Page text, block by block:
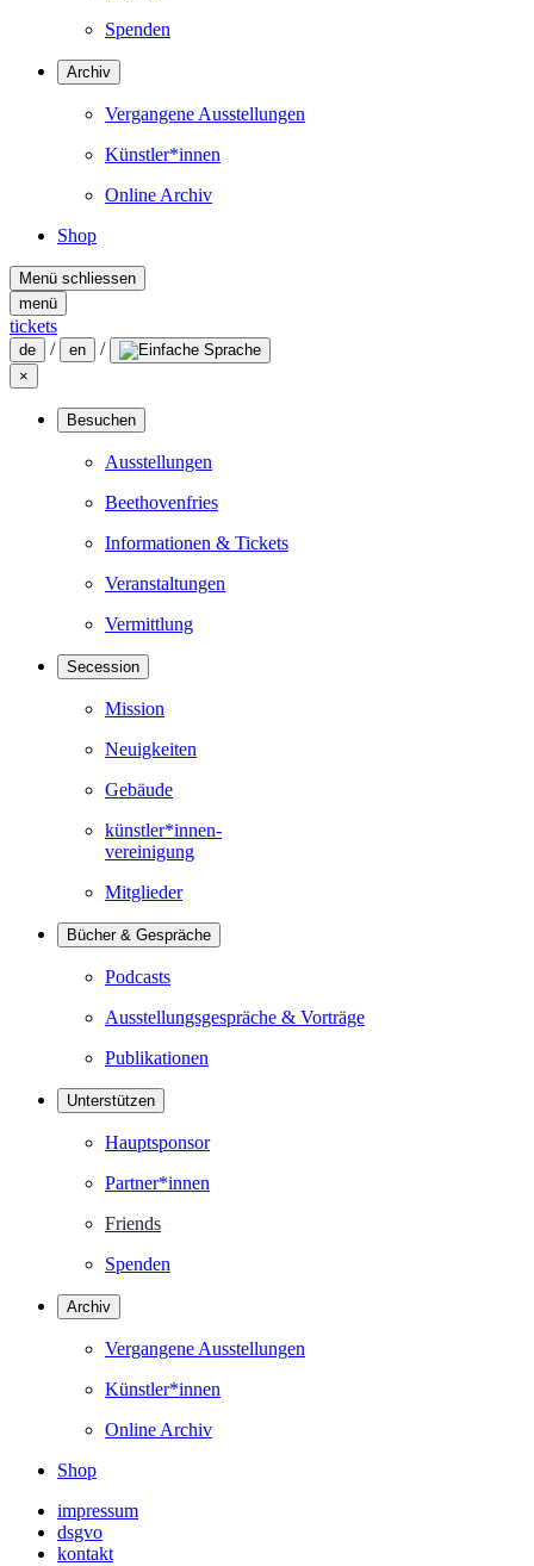
Spenden
Archiv
Vergangene Ausstellungen
Künstler*innen
Online Archiv
Shop
Menü schliessen
menü
tickets
de / en /
×
Besuchen
Ausstellungen
Beethovenfries
Informationen & Tickets
Veranstaltungen
Vermittlung
Secession
Mission
Neuigkeiten
Gebäude
künstler*innen-
vereinigung
Mitglieder
Bücher & Gespräche
Podcasts
Ausstellungsgespräche & Vorträge
Publikationen
Unterstützen
Hauptsponsor
Partner*innen
Friends
Spenden
Archiv
Vergangene Ausstellungen
Künstler*innen
Online Archiv
Shop
impressum
dsgvo
kontakt